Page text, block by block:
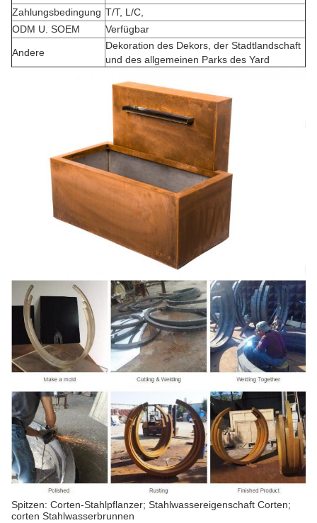
Zahlungsbedingung T/T, L/C,
ODM U. SOEM
Verfügbar
Andere
Dekoration des Dekors, der Stadtlandschaft
und des allgemeinen Parks des Yard
Spitzen: Corten-Stahlpflanzer; Stahlwassereigenschaft Corten;
corten Stahlwasserbrunnen